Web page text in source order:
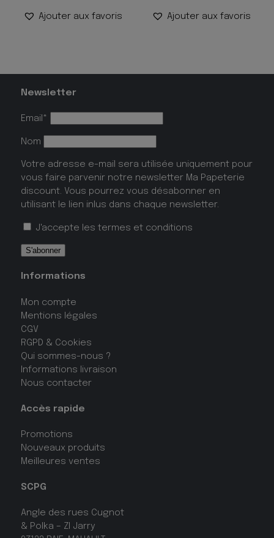
Ajouter aux favoris Ajouter aux favoris
Newsletter
Email*
Nom
Votre adresse e-mail sera utilisée uniquement pour
vous faire parvenir notre newsletter Ma Papeterie
discount. Vous pourrez vous désabonner en
utilisant le lien inlus dans chaque newsletter.
J'accepte les termes et conditions
Informations
Mon compte
Mentions légales
CGV
RGPD & Cookies
Qui sommes-nous ?
Informations livraison
Nous contacter
Accès rapide
Promotions
Nouveaux produits
Meilleures ventes
SCPG
Angle des rues Cugnot
& Polka – ZI Jarry